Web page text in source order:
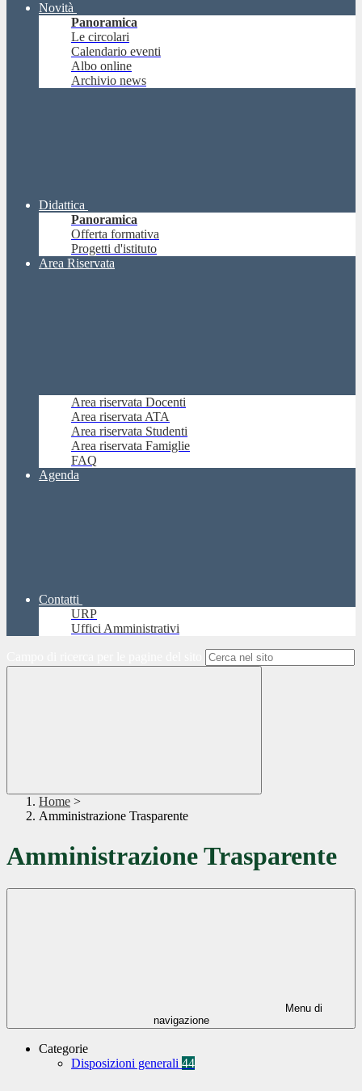
Novità
Panoramica
Le circolari
Calendario eventi
Albo online
Archivio news
Didattica
Panoramica
Offerta formativa
Progetti d'istituto
Area Riservata
Area riservata Docenti
Area riservata ATA
Area riservata Studenti
Area riservata Famiglie
FAQ
Agenda
Contatti
URP
Uffici Amministrativi
Home >
Amministrazione Trasparente
Amministrazione Trasparente
Menu di
navigazione
Categorie
Disposizioni generali 44